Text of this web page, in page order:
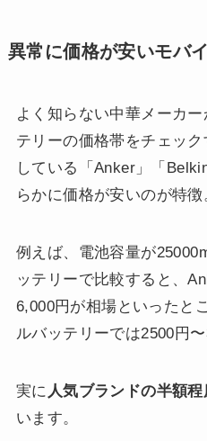
異常に価格が安いモバ
よく知らない中華メーカ
テリーの価格帯をチェッ
している「Anker」「
らかに価格が安いのが特徴
例えば、電池容量が
ッテリーで比較すると、
6,000円が相場といったと
ルバッテリーでは2500円
実に 人気ブランドの半額
います。